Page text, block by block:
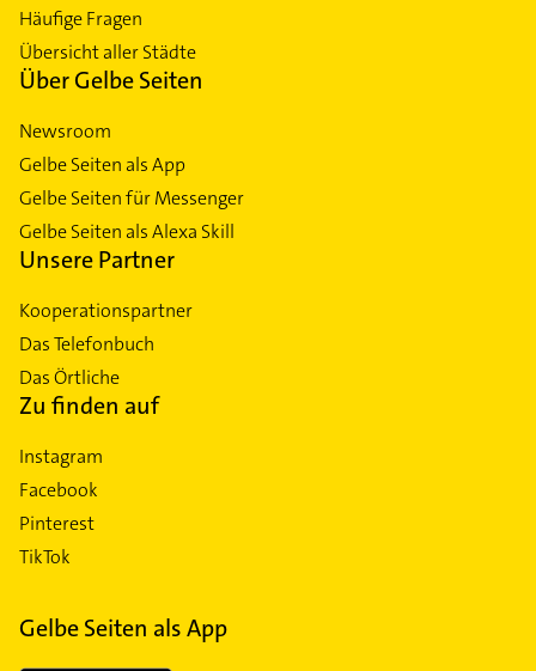
Häufige Fragen
Übersicht aller Städte
Über Gelbe Seiten
Newsroom
Gelbe Seiten als App
Gelbe Seiten für Messenger
Gelbe Seiten als Alexa Skill
Unsere Partner
Kooperationspartner
Das Telefonbuch
Das Örtliche
Zu finden auf
Instagram
Facebook
Pinterest
TikTok
Gelbe Seiten als App